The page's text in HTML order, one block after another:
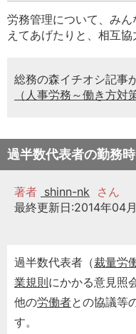
労務管理について、み
えてあげたりと、相互協
総務の森イチオシ記事
（人事労務～働き方対
過半数代表者の勤務
著者 shinn-nk さん
最終更新日:2014年04
過半数代表者（裁量労
業規則にかかる意見照
他の労働者との協議等
す。